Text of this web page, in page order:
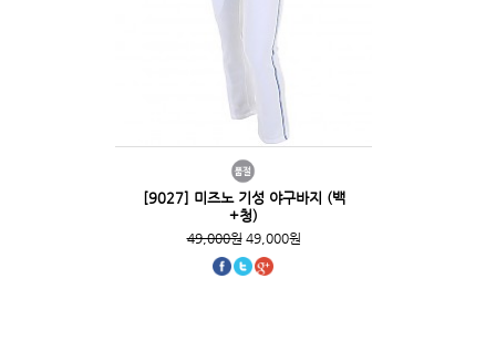
[9027] 미즈노 기성 야구바지 (백
+청)
49,000원49,000원